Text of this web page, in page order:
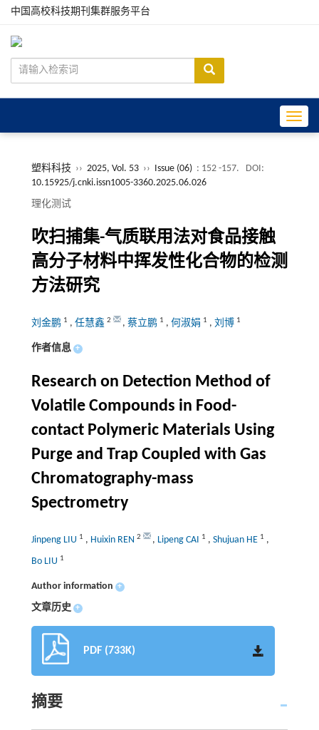
中国高校科技期刊集群服务平台
塑料科技 ›› 2025, Vol. 53 ›› Issue (06) : 152 -157.
DOI:
10.15925/j.cnki.issn1005-3360.2025.06.026
理化测试
吹扫捕集-气质联用法对食品接触
高分子材料中挥发性化合物的检测
方法研究
刘金鹏 1 , 任慧鑫 2 , 蔡立鹏 1 , 何淑娟 1 , 刘博 1
作者信息 +
Research on Detection Method of
Volatile Compounds in Food-
contact Polymeric Materials Using
Purge and Trap Coupled with Gas
Chromatography-mass
Spectrometry
Jinpeng LIU 1 , Huixin REN 2 , Lipeng CAI 1 , Shujuan HE 1 ,
Bo LIU 1
Author information +
文章历史 +
PDF (733K)
摘要